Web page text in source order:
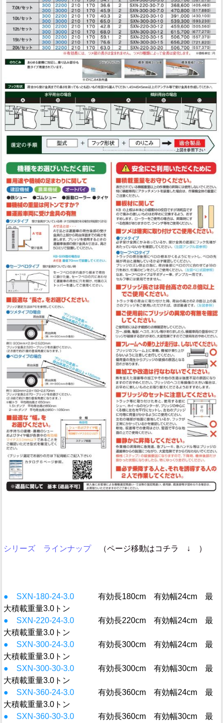
シリーズ ラインナップ （ページ移動はコチラ ↓ ）
● SXN-180-24-3.0
有効長180cm 有効幅24cm 最
大積載重量3.0トン
● SXN-220-24-3.0
有効長220cm 有効幅24cm 最
大積載重量3.0トン
● SXN-300-24-3.0
有効長300cm 有効幅24cm 最
大積載重量3.0トン
● SXN-300-30-3.0
有効長300cm 有効幅30cm 最
大積載重量3.0トン
● SXN-360-24-3.0
有効長360cm 有効幅24cm 最
大積載重量3.0トン
● SXN-360-30-3.0
有効長360cm 有効幅30cm 最